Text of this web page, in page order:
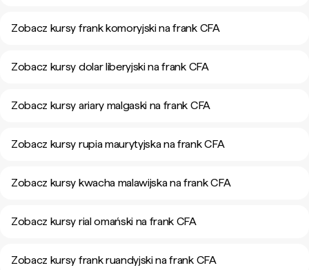
Zobacz kursy frank komoryjski na frank CFA
Zobacz kursy dolar liberyjski na frank CFA
Zobacz kursy ariary malgaski na frank CFA
Zobacz kursy rupia maurytyjska na frank CFA
Zobacz kursy kwacha malawijska na frank CFA
Zobacz kursy rial omański na frank CFA
Zobacz kursy frank ruandyjski na frank CFA